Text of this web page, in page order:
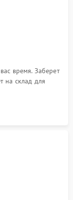
время. Заберет
на склад для